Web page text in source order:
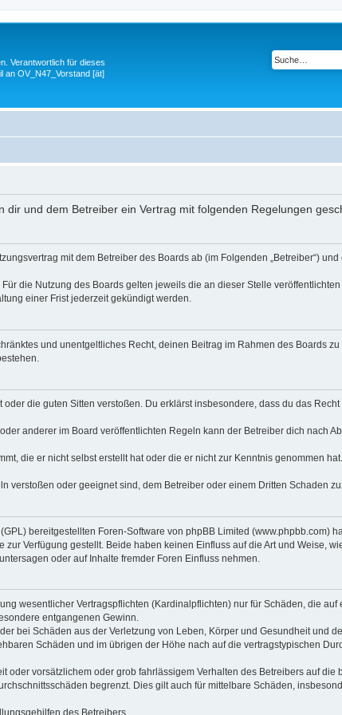
Verantwortlich für dieses
an OV_N47_Vorstand [ät]
dir und dem Betreiber ein Vertrag mit folgenden Regelungen
mit dem Betreiber des Boards ab (im Folgenden „Betreiber“)
die Nutzung des Boards gelten jeweils die an dieser Stelle
einer Frist jederzeit gekündigt werden.
und unentgeltliches Recht, deinen Beitrag im Rahmen des Boards zu
die guten Sitten verstoßen. Du erklärst insbesondere, dass du das
anderer im Board veröffentlichten Regeln kann der Betreiber dich nach
die er nicht selbst erstellt hat oder die er nicht zur Kenntnis genommen
verstoßen oder geeignet sind, dem Betreiber oder einem Dritten Schaden
(GPL) bereitgestellten Foren-Software von phpBB Limited (www.phpbb.com)
Verfügung gestellt. Beide haben keinen Einfluss auf die Art und Weise,
oder auf Inhalte fremder Foren Einfluss nehmen.
wesentlicher Vertragspflichten (Kardinalpflichten) nur für Schäden, die auf
entgangenen Gewinn.
bei Schäden aus der Verletzung von Leben, Körper und Gesundheit und
Schäden und im übrigen der Höhe nach auf die vertragstypischen
vorsätzlichem oder grob fahrlässigem Verhalten des Betreibers auf die
begrenzt. Dies gilt auch für mittelbare Schäden,
des Betreibers.